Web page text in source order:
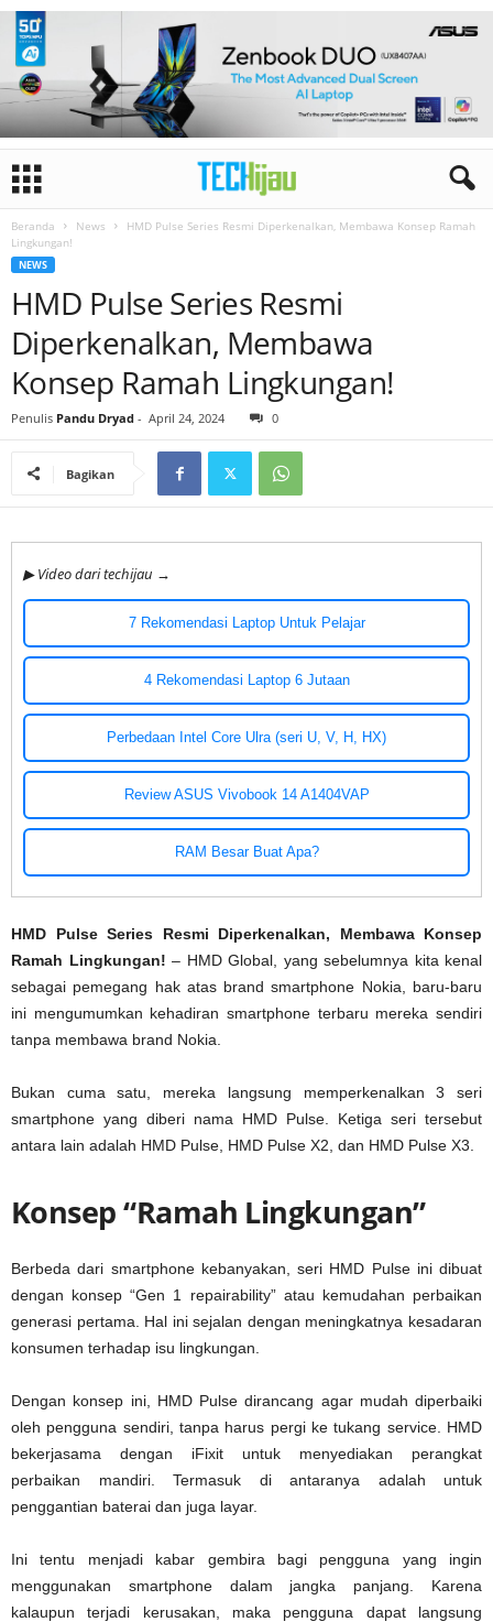
Beranda News
HMD Pulse Series Resmi Diperkenalkan, Membawa Konsep Ramah
Lingkungan!
NEWS
HMD Pulse Series Resmi
Diperkenalkan, Membawa
Konsep Ramah Lingkungan!
Penulis Pandu Dryad - April 24, 2024 0
Bagikan
▶ Video dari techijau →
7 Rekomendasi Laptop Untuk Pelajar
4 Rekomendasi Laptop 6 Jutaan
Perbedaan Intel Core Ulra (seri U, V, H, HX)
Review ASUS Vivobook 14 A1404VAP
RAM Besar Buat Apa?
HMD Pulse Series Resmi Diperkenalkan, Membawa Konsep
Ramah Lingkungan! – HMD Global, yang sebelumnya kita kenal
sebagai pemegang hak atas brand smartphone Nokia, baru-baru
ini mengumumkan kehadiran smartphone terbaru mereka sendiri
tanpa membawa brand Nokia.
Bukan cuma satu, mereka langsung memperkenalkan 3 seri
smartphone yang diberi nama HMD Pulse. Ketiga seri tersebut
antara lain adalah HMD Pulse, HMD Pulse X2, dan HMD Pulse X3.
Konsep “Ramah Lingkungan”
Berbeda dari smartphone kebanyakan, seri HMD Pulse ini dibuat
dengan konsep “Gen 1 repairability” atau kemudahan perbaikan
generasi pertama. Hal ini sejalan dengan meningkatnya kesadaran
konsumen terhadap isu lingkungan.
Dengan konsep ini, HMD Pulse dirancang agar mudah diperbaiki
oleh pengguna sendiri, tanpa harus pergi ke tukang service. HMD
bekerjasama dengan iFixit untuk menyediakan perangkat
perbaikan mandiri. Termasuk di antaranya adalah untuk
penggantian baterai dan juga layar.
Ini tentu menjadi kabar gembira bagi pengguna yang ingin
menggunakan smartphone dalam jangka panjang. Karena
kalaupun terjadi kerusakan, maka pengguna dapat langsung